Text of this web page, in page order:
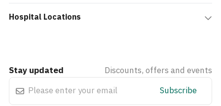
Hospital Locations
Stay updated
Discounts, offers and events
Subscribe